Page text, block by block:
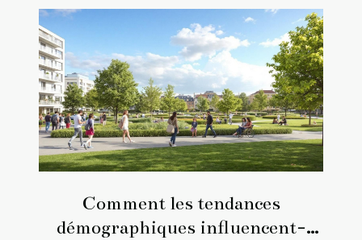
Comment les tendances
démographiques influencent-